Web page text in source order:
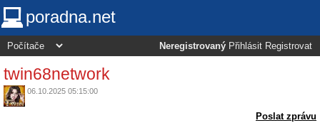
poradna.net
Neregistrovaný Přihlásit Registrovat
twin68network
06.10.2025 05:15:00
Poslat zprávu